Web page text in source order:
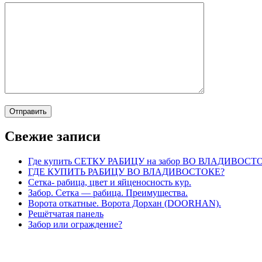
Свежие записи
Где купить СЕТКУ РАБИЦУ на забор ВО
ГДЕ КУПИТЬ РАБИЦУ ВО ВЛАДИВОСТОКЕ?
Сетка- рабица, цвет и яйценосность кур.
Забор. Сетка — рабица. Преимущества.
Ворота откатные. Ворота Дорхан (DOORHAN).
Решётчатая панель
Забор или ограждение?